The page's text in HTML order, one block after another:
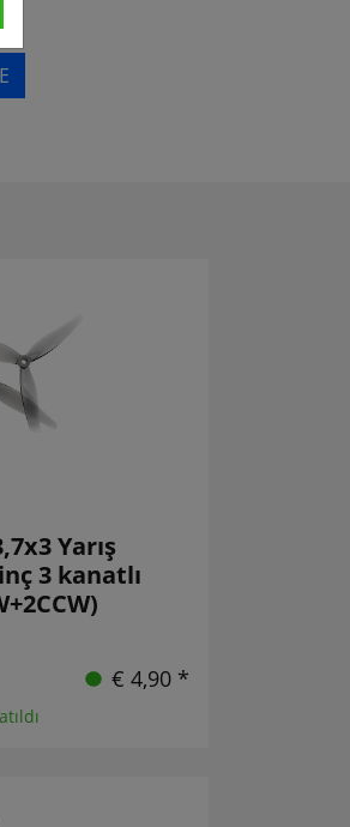
Yarış
3 kanatlı
€ 4,90 *